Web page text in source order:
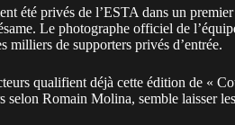
été privés de l’ESTA dans un premier
Le photographe officiel de
milliers de supporters privés d’entrée.
qualifient déjà cette édition de «
selon Romain Molina, semble laisser